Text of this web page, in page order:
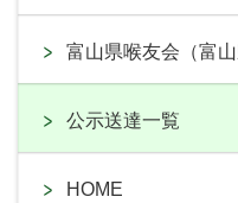
富山県喉友会（富山
公示送達一覧
HOME